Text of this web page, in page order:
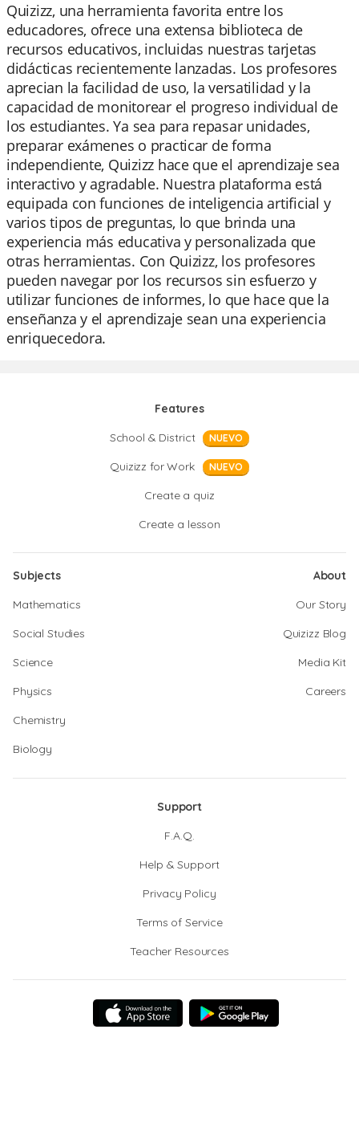
Quizizz, una herramienta favorita entre los
educadores, ofrece una extensa biblioteca de
recursos educativos, incluidas nuestras tarjetas
didácticas recientemente lanzadas. Los profesores
aprecian la facilidad de uso, la versatilidad y la
capacidad de monitorear el progreso individual de
los estudiantes. Ya sea para repasar unidades,
preparar exámenes o practicar de forma
independiente, Quizizz hace que el aprendizaje sea
interactivo y agradable. Nuestra plataforma está
equipada con funciones de inteligencia artificial y
varios tipos de preguntas, lo que brinda una
experiencia más educativa y personalizada que
otras herramientas. Con Quizizz, los profesores
pueden navegar por los recursos sin esfuerzo y
utilizar funciones de informes, lo que hace que la
enseñanza y el aprendizaje sean una experiencia
enriquecedora.
Features
School & District
NUEVO
Quizizz for Work NUEVO
Create a quiz
Create a lesson
Subjects
Mathematics
Social Studies
Science
Physics
Chemistry
Biology
About
Our Story
Quizizz Blog
Media Kit
Careers
Support
F.A.Q.
Help & Support
Privacy Policy
Terms of Service
Teacher Resources